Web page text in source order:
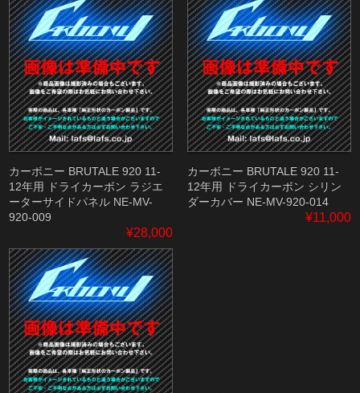
カーボニー BRUTALE 920 11-
12年用 ドライカーボン ラジエ
ーターサイドパネル NE-MV-
920-009
¥28,000
カーボニー BRUTALE 920 11-
12年用 ドライカーボン シリン
ダーカバー NE-MV-920-014
¥11,000